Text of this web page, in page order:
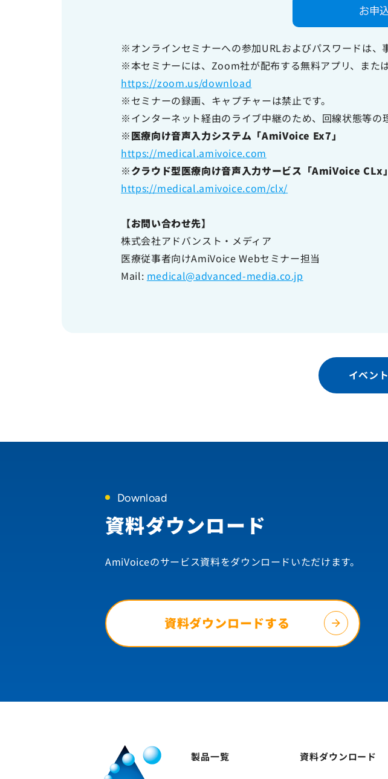
※オンラインセミナーへの参加URLおよびパスワードは、
※本セミナーには、Zoom社が配布する無料アプリ、また
https://zoom.us/download
※セミナーの録画、キャプチャーは禁止です。
※インターネット経由のライブ中継のため、回線状態等の
※医療向け音声入力システム「AmiVoice Ex7」
https://medical.amivoice.com
※クラウド型医療向け音声入力サービス「AmiVoice CLx」
https://medical.amivoice.com/clx/
【お問い合わせ先】
株式会社アドバンスト・メディア
医療従事者向けAmiVoice Webセミナー担当
Mail: medical@advanced-media.co.jp
イベン
Download
資料ダウンロード
AmiVoiceのサービス資料をダウンロードいただけます。
資料ダウンロードする
製品一覧 資料ダウンロード